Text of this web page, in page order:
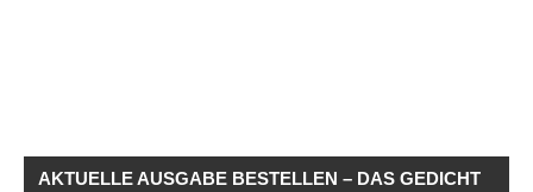
AKTUELLE AUSGABE BESTELLEN – DAS GEDICHT